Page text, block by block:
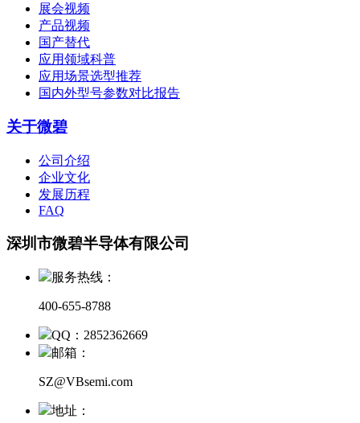
展会视频
产品视频
国产替代
应用领域科普
应用场景选型推荐
国内外型号参数对比报告
关于微碧
公司介绍
企业文化
发展历程
FAQ
深圳市微碧半导体有限公司
服务热线：
400-655-8788
QQ：2852362669
邮箱：
SZ@VBsemi.com
地址：